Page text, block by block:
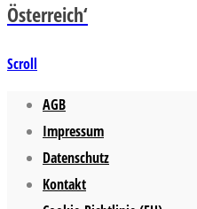
Österreich‘
Scroll
AGB
Impressum
Datenschutz
Kontakt